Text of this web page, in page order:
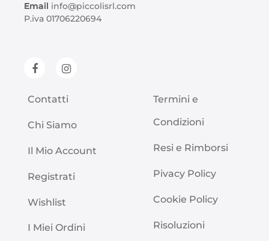
Email info@piccolisrl.com
P.iva 01706220694
Contatti
Chi Siamo
Il Mio Account
Registrati
Wishlist
I Miei Ordini
Termini e
Condizioni
Resi e Rimborsi
Pivacy Policy
Cookie Policy
Risoluzioni